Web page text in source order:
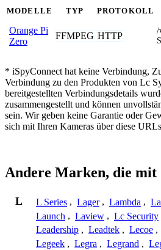
MODELLE TYP PROTOKOLL
Orange Pi
Zero
FFMPEG HTTP
/
* iSpyConnect hat keine Verbindung,
Verbindung zu den Produkten von Lc
bereitgestellten Verbindungsdetails
zusammengestellt und können
sein. Wir geben keine Garantie oder
sich mit Ihren Kameras über diese
Andere Marken, die
L L Series , Lager , Lambda ,
Launch , Laview , Lc Security
Leadership , Leadtek , Lecoe ,
Legeek , Legra , Legrand ,